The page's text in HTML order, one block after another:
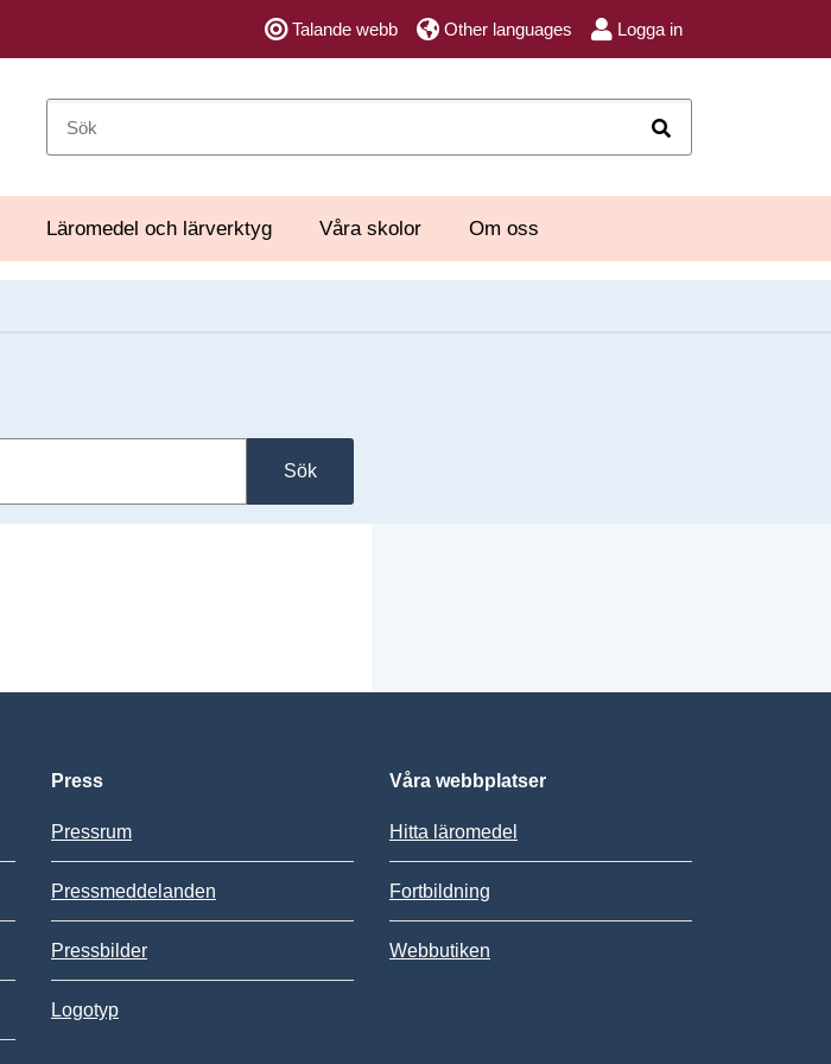
Talande webb Other languages Logga in
Läromedel och lärverktyg Våra skolor Om oss
Sök
Press
Pressrum
Pressmeddelanden
Pressbilder
Logotyp
Våra webbplatser
Hitta läromedel
Fortbildning
Webbutiken